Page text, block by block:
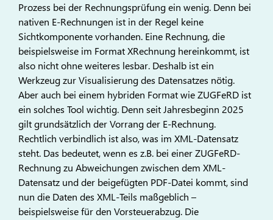
Prozess bei der Rechnungsprüfung ein wenig. Denn bei
nativen E-Rechnungen ist in der Regel keine
Sichtkomponente vorhanden. Eine Rechnung, die
beispielsweise im Format XRechnung hereinkommt, ist
also nicht ohne weiteres lesbar. Deshalb ist ein
Werkzeug zur Visualisierung des Datensatzes nötig.
Aber auch bei einem hybriden Format wie ZUGFeRD ist
ein solches Tool wichtig. Denn seit Jahresbeginn 2025
gilt grundsätzlich der Vorrang der E-Rechnung.
Rechtlich verbindlich ist also, was im XML-Datensatz
steht. Das bedeutet, wenn es z.B. bei einer ZUGFeRD-
Rechnung zu Abweichungen zwischen dem XML-
Datensatz und der beigefügten PDF-Datei kommt, sind
nun die Daten des XML-Teils maßgeblich –
beispielsweise für den Vorsteuerabzug. Die